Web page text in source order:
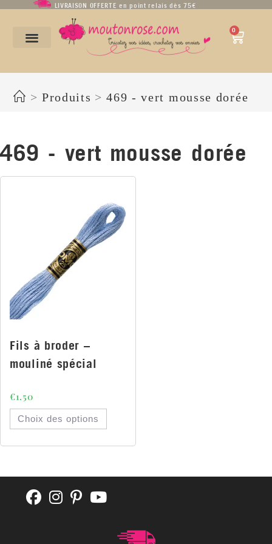
LIVRAISON OFFERTE en point relais dès 75€
0
> Produits > 469 - vert mousse dorée
469 - vert mousse dorée
Fils à broder –
mouliné spécial
€1.50
Choix des options